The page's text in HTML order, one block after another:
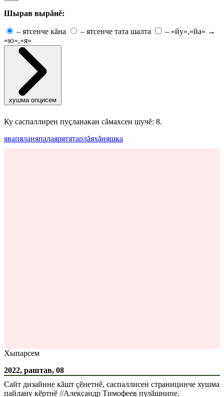
Шырав вырăнĕ:
– ятсенче кăна – ятсенче тата шалта – «йу»,«йа» →
«ю»,«я»
хушма опцисем
Ку саспаллирен пуçланакан сăмахсен шучĕ: 8.
явапяланяпалаярятятарлăяхăняшка
Хыпарсем
2022, раштав, 08
Сайт дизайнне кӑшт ҫӗнетнӗ, саспаллисен страницинче хушма
пайлану кӗртнӗ //Александр Тимофеев пулӑшнипе.